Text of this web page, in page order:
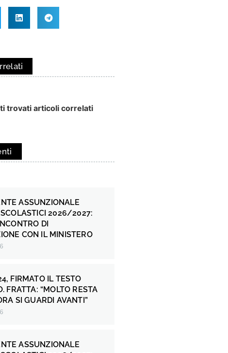
trovati articoli correlati
ASSUNZIONALE
SCOLASTICI 2026/2027:
DI
CON IL MINISTERO
FIRMATO IL TESTO
FRATTA: “MOLTO RESTA
SI GUARDI AVANTI”
ASSUNZIONALE